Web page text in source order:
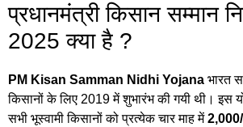
प्रधानमंत्री किसान सम्मान
2025 क्या है ?
PM Kisan Samman Nidhi Yojana भारत
किसानों के लिए 2019 में शुभारंभ की गयी थी। इस
सभी भूस्वामी किसानों को प्रत्येक चार माह में